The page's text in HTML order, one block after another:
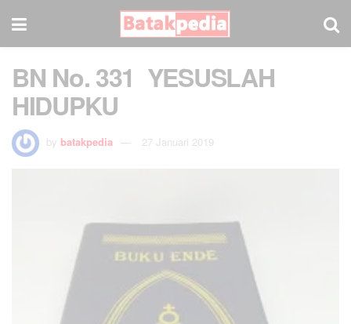
BN No. 331 YESUSLAH
HIDUPKU
by batakpedia 27 Januari 2019